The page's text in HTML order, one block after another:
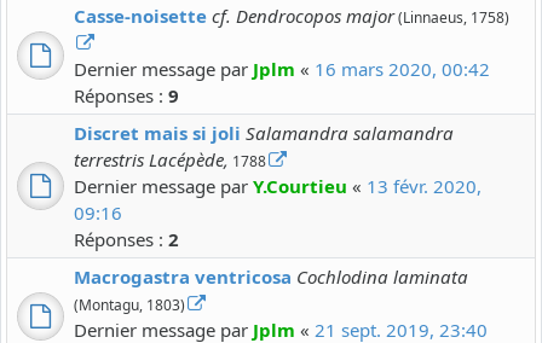
Casse-noisette cf. Dendrocopos major(Linnaeus, 1758)
Dernier message par Jplm « 16 mars 2020, 00:42
Réponses : 9
Discret mais si joli Salamandra salamandra
terrestris Lacépède, 1788
Dernier message par Y.Courtieu « 13 févr. 2020,
09:16
Réponses : 2
Macrogastra ventricosa Cochlodina laminata
(Montagu, 1803)
Dernier message par Jplm « 21 sept. 2019, 23:40